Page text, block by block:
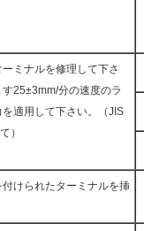
ミナルを修理して下さ
25±3mm/分の速度のラ
適用して下さい。（JIS
）
けられたターミナルを挿